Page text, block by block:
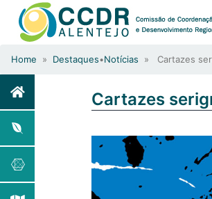
Home » Destaques•Notícias » Cartazes
Cartazes